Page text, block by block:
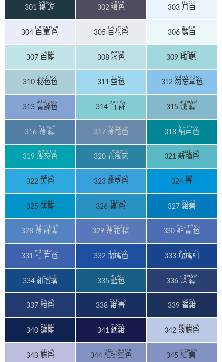
301 褐返
かちかえし
302 褐色
かちいろ
303 月白
げっぱく
304 白菫色
しろすみれいろ
305 白花色
しらはないろ
306 藍白
あいじろ
307 白藍
しらあい
308 水色
みずいろ
309 瓶覗
かめのぞき
310秘色色
ひそくいろ
311 空色
そらいろ
312 勿忘草色
わすれなぐさいろ
313青藤色
あおふじいろ
314 白群
びゃくぐん
315 浅縹
あさはなだ
316 薄縹
うすはなだ
317 薄花色
うすはないろ
318 納戸色
なんどいろ
319浅葱色
あさぎいろ
320 花浅葱
はなあさぎ
321 新橋色
しんばしいろ
322 天色
あまいろ
323 露草色
つゆくさいろ
324 青
あお
325 薄藍
うすあい
326 縹色
はなだいろ
327 紺碧
こんぺき
328 薄群青
うすぐんじょう
329 薄花桜
うすはなざくら
330 群青色
ぐんじょういろ
331杜若色
かきつばたいろ
332 瑠璃色
るりいろ
333 瑠璃紺
るりこん
334紺瑠璃
こんるり
335 藍色
あいいろ
336 深縹
こきはなだ
337 紺色
こんいろ
338 紺青
こんじょう
339 留紺
とめこん
340 濃藍
こいあい
341 鉄紺
てつこん
342 淡藤色
あわふじいろ
343 藤色
ふじいろ
344 紅掛空色
べにかけそらいろ
345 紅碧
べにみどり